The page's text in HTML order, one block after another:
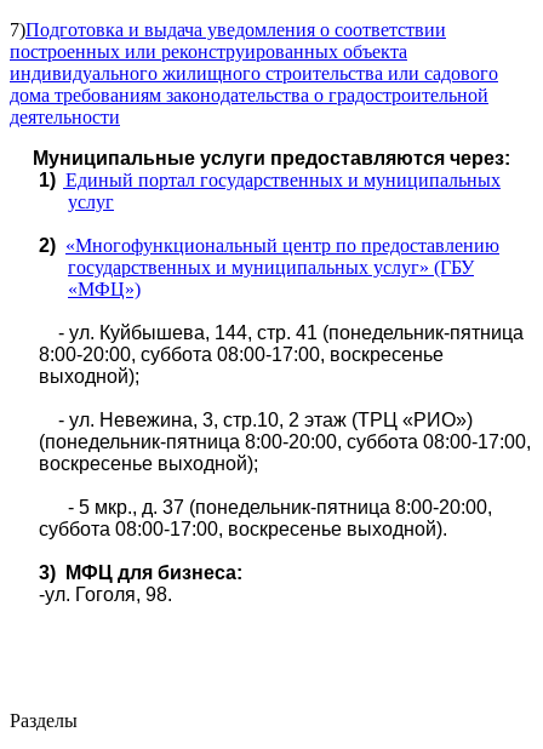
7)Подготовка и выдача уведомления о соответствии
построенных или реконструированных объекта
индивидуального жилищного строительства или садового
дома требованиям законодательства о градостроительной
деятельности
Муниципальные услуги предоставляются через:
1) Единый портал государственных и муниципальных
услуг
2) «Многофункциональный центр по предоставлению
государственных и муниципальных услуг» (ГБУ
«МФЦ»)
- ул. Куйбышева, 144, стр. 41 (понедельник-пятница
8:00-20:00, суббота 08:00-17:00, воскресенье
выходной);
- ул. Невежина, 3, стр.10, 2 этаж (ТРЦ «РИО»)
(понедельник-пятница 8:00-20:00, суббота 08:00-17:00,
воскресенье выходной);
- 5 мкр., д. 37 (понедельник-пятница 8:00-20:00,
суббота 08:00-17:00, воскресенье выходной).
3)
МФЦ для бизнеса:
-ул. Гоголя, 98.
Разделы